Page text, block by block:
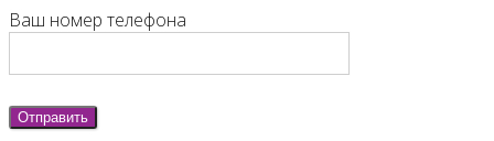
Ваш номер телефона
Отправить